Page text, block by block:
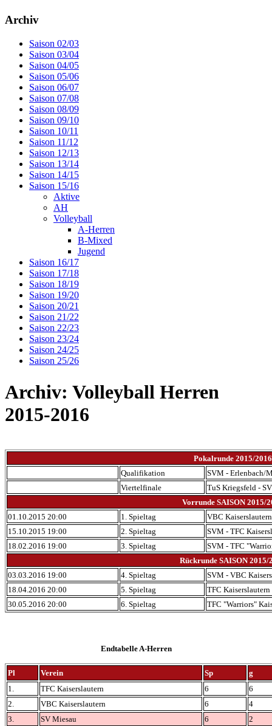
Archiv
Saison 02/03
Saison 03/04
Saison 04/05
Saison 05/06
Saison 06/07
Saison 07/08
Saison 08/09
Saison 09/10
Saison 10/11
Saison 11/12
Saison 12/13
Saison 13/14
Saison 14/15
Saison 15/16
Aktive
AH
Volleyball
A-Herren
B-Mixed
Jugend
Saison 16/17
Saison 17/18
Saison 18/19
Saison 19/20
Saison 20/21
Saison 21/22
Saison 22/23
Saison 23/24
Saison 24/25
Saison 25/26
Archiv: Volleyball Herren
2015-2016
Pokalrunde 2015/2016
Qualifikation
SVM - Erlenbach/
Viertelfinale
TuS Kriegsfeld -
Vorrunde SAISON 2015/
01.10.2015 20:00
1. Spieltag
VBC
15.10.2015 19:00
2. Spieltag SVM - TFC
18.02.2016 19:00
3. Spieltag
SVM - TFC
Rückrunde SAISON 2015/
03.03.2016 19:00
4. Spieltag
SVM - VBC
18.04.2016 20:00
5. Spieltag
TFC
30.05.2016 20:00
6. Spieltag TFC "Warriors"
Endtabelle A-Herren
Pl Verein Sp
g
1.
TFC Kaiserslautern 6
6
2.
VBC Kaiserslautern 6
4
3.
SV Miesau 6
2